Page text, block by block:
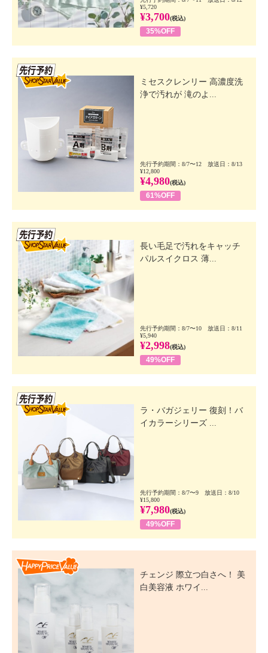
¥5,720
¥3,700(税込)
35%OFF
ミセスクレンリー 高濃度洗
浄で汚れが 滝のよ...
先行予約期間：8/7〜12 放送日：8/13
¥12,800
¥4,980(税込)
61%OFF
長い毛足で汚れをキャッチ
パルスイクロス 薄...
先行予約期間：8/7〜10 放送日：8/11
¥5,940
¥2,998(税込)
49%OFF
ラ・バガジェリー 復刻！バ
イカラーシリーズ ...
先行予約期間：8/7〜9 放送日：8/10
¥15,800
¥7,980(税込)
49%OFF
チェンジ 際立つ白さへ！ 美
白美容液 ホワイ...